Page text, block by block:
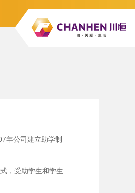
年公司建立助学制
，受助学生和学生